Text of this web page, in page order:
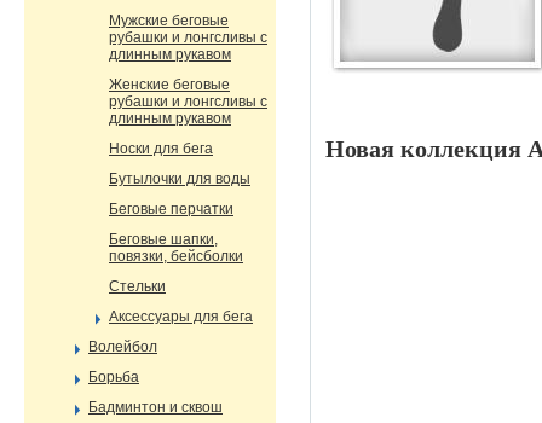
Новая коллекция
Мужские беговые
рубашки и лонгсливы с
длинным рукавом
Женские беговые
рубашки и лонгсливы с
длинным рукавом
Носки для бега
Бутылочки для воды
Беговые перчатки
Беговые шапки,
повязки, бейсболки
Стельки
Аксессуары для бега
Волейбол
Борьба
Бадминтон и сквош